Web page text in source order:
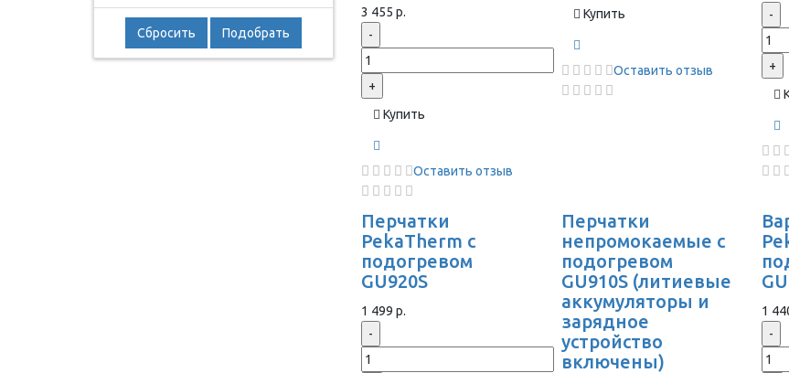
Сбросить Подобрать
3 455 р.
-
+
Купить
Оставить отзыв
Купить
Оставить отзыв
-
+
Перчатки
PekaTherm с
подогревом
GU920S
1 499 р.
-
Перчатки
непромокаемые с
подогревом
GU910S (литиевые
аккумуляторы и
зарядное
устройство
включены)
1
-